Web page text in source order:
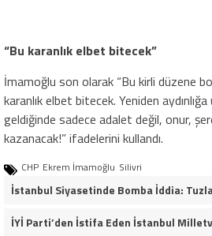
“Bu karanlık elbet bitecek”
İmamoğlu son olarak “Bu kirli düzene
karanlık elbet bitecek. Yeniden
geldiğinde sadece adalet değil, onur,
kazanacak!” ifadelerini kullandı.
CHP Ekrem İmamoğlu Silivri